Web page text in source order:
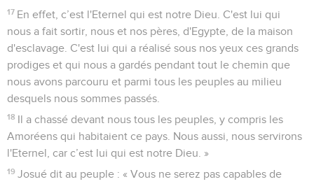
17 En effet, c’est l'Eternel qui est notre Dieu. C'est lui qui
nous a fait sortir, nous et nos pères, d'Egypte, de la maison
d'esclavage. C'est lui qui a réalisé sous nos yeux ces grands
prodiges et qui nous a gardés pendant tout le chemin que
nous avons parcouru et parmi tous les peuples au milieu
desquels nous sommes passés.
18 Il a chassé devant nous tous les peuples, y compris les
Amoréens qui habitaient ce pays. Nous aussi, nous servirons
l'Eternel, car c’est lui qui est notre Dieu. »
19 Josué dit au peuple : « Vous ne serez pas capables de